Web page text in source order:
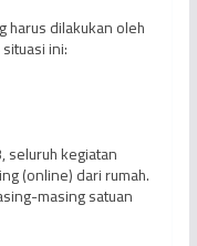
harus dilakukan oleh
ini:
seluruh kegiatan
(online) dari rumah.
masing satuan